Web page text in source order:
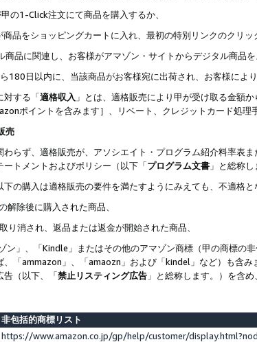
の1-Click注文にて商品を購入するか、
商品をショッピングカートに入れ、最初の特別リンクのクリ
商品に関連し、お客様がアマゾン・サイトからデジタル商品
180日以内に、当該商品がお客様宛に出荷され、お客様によ
対する「適格収入 」とは、適格販売により甲が受け取る金額
ポイントを含みます］、リベート、クレジットカード処
売
わらず、適格販売が、アソシエイト・プログラム紹介料率表
ートメントおよびポリシー（以下「プログラム文書 」と総称
下の購入は適格販売の要件を満たすようにみえても、不適格
解除後に購入された商品、
り消され、返品または返金が開始された商品、
ン」、「Kindle」またはその他のアマゾン商標（甲の商標の
、「ammazon」、「amaozn」および「kindel」など）も含
告（以下、「禁止リスティング広告 」と総称します。）を含
非包括的商標リスト
https://www.amazon.co.jp/gp/help/customer/